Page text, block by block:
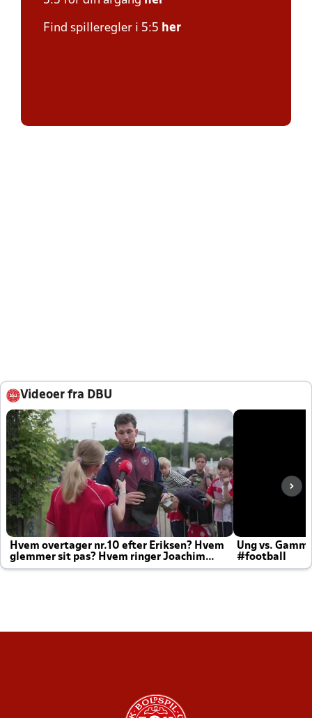
Find spilleregler i 5:5 her
Videoer fra DBU
Hvem overtager nr.10 efter Eriksen? Hvem
glemmer sit pas? Hvem ringer Joachim
altid til efter kampe?
Ung vs.
#football